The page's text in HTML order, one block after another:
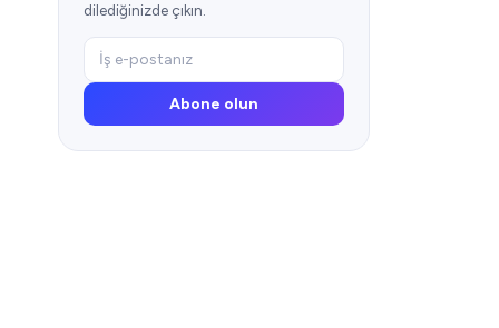
dilediğinizde çıkın.
Abone olun